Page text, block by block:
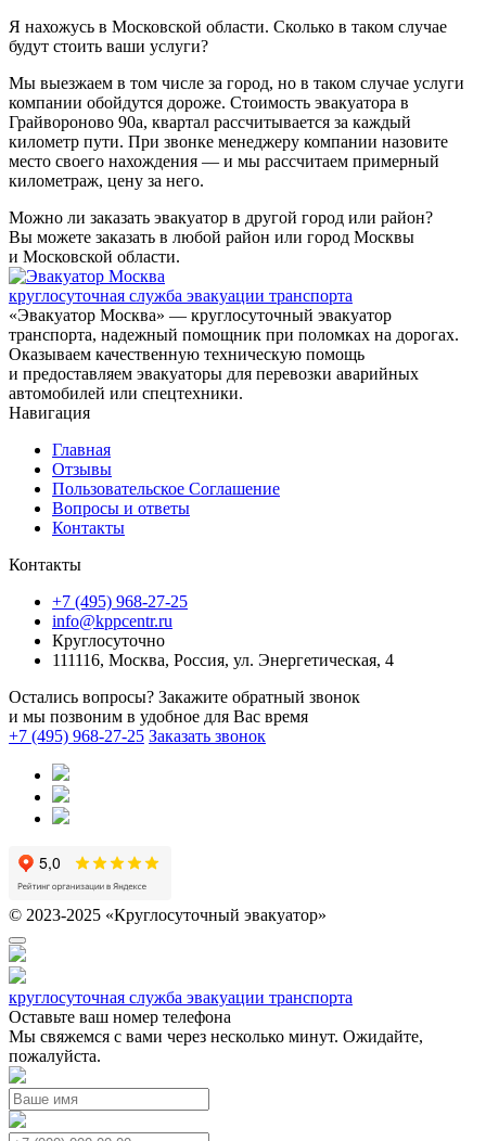
Я нахожусь в Московской области. Сколько в таком случае
будут стоить ваши услуги?
Мы выезжаем в том числе за город, но в таком случае услуги
компании обойдутся дороже. Стоимость эвакуатора в
Грайвороново 90а, квартал рассчитывается за каждый
километр пути. При звонке менеджеру компании назовите
место своего нахождения — и мы рассчитаем примерный
километраж, цену за него.
Можно ли заказать эвакуатор в другой город или район?
Вы можете заказать в любой район или город Москвы
и Московской области.
круглосуточная служба эвакуации транспорта
«Эвакуатор Москва» — круглосуточный эвакуатор
транспорта, надежный помощник при поломках на дорогах.
Оказываем качественную техническую помощь
и предоставляем эвакуаторы для перевозки аварийных
автомобилей или спецтехники.
Навигация
Главная
Отзывы
Пользовательское Соглашение
Вопросы и ответы
Контакты
Контакты
+7 (495) 968-27-25
info@kppcentr.ru
Круглосуточно
111116, Москва, Россия, ул. Энергетическая, 4
Остались вопросы? Закажите обратный звонок
и мы позвоним в удобное для Вас время
+7 (495) 968-27-25 Заказать звонок
© 2023-2025 «Круглосуточный эвакуатор»
круглосуточная служба эвакуации транспорта
Оставьте ваш номер телефона
Мы свяжемся с вами через несколько минут. Ожидайте,
пожалуйста.